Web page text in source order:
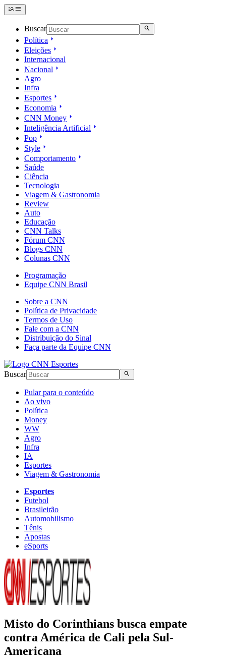
Buscar
Política
Eleições
Internacional
Nacional
Agro
Infra
Esportes
Economia
CNN Money
Inteligência Artificial
Pop
Style
Comportamento
Saúde
Ciência
Tecnologia
Viagem & Gastronomia
Review
Auto
Educação
CNN Talks
Fórum CNN
Blogs CNN
Colunas CNN
Programação
Equipe CNN Brasil
Sobre a CNN
Política de Privacidade
Termos de Uso
Fale com a CNN
Distribuição do Sinal
Faça parte da Equipe CNN
Buscar
Pular para o conteúdo
Ao vivo
Política
Money
WW
Agro
Infra
IA
Esportes
Viagem & Gastronomia
Esportes
Futebol
Brasileirão
Automobilismo
Tênis
Apostas
eSports
Misto do Corinthians busca empate
contra América de Cali pela Sul-
Americana